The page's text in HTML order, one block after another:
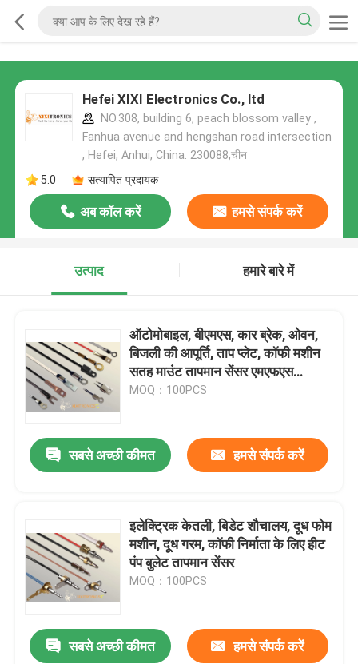
Hefei XIXI Electronics Co., ltd
NO.308, building 6, peach blossom valley ,
Fanhua avenue and hengshan road intersection
, Hefei, Anhui, China. 230088,चीन
5.0
सत्यापित प्रदायक
अब कॉल करें हमसे संपर्क करें
उत्पाद हमारे बारे में
ऑटोमोबाइल, बीएमएस, कार ब्रेक, ओवन,
बिजली की आपूर्ति, ताप प्लेट, कॉफी मशीन
सतह माउंट तापमान सेंसर एमएफएस
श्रृंखला
MOQ：100PCS
सबसे अच्छी कीमत हमसे संपर्क करें
इलेक्ट्रिक केतली, बिडेट शौचालय, दूध फोम
मशीन, दूध गरम, कॉफी निर्माता के लिए हीट
पंप बुलेट तापमान सेंसर
MOQ：100PCS
सबसे अच्छी कीमत हमसे संपर्क करें